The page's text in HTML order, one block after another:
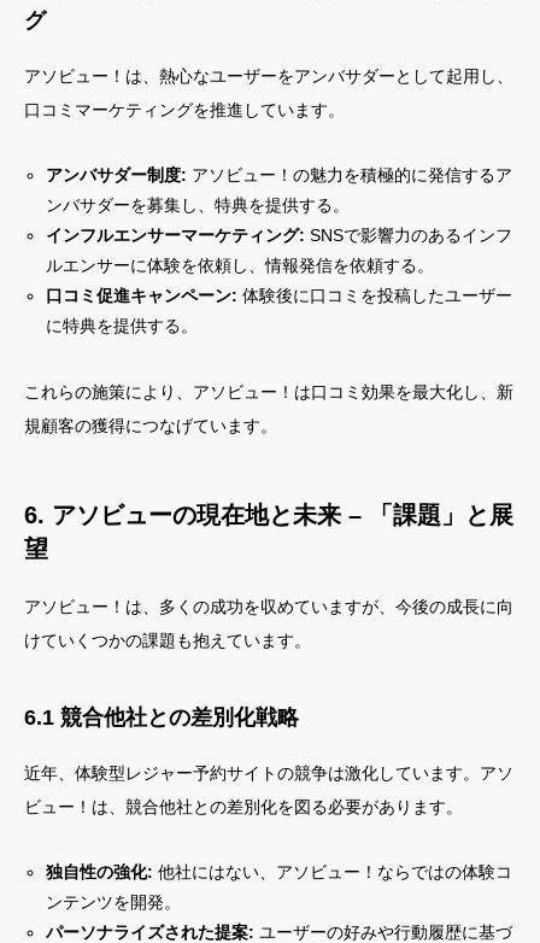
グ
アソビュー！は、熱心なユーザーをアンバサダーとして起用し、
口コミマーケティングを推進しています。
アンバサダー制度: アソビュー！の魅力を積極的に発信するア
ンバサダーを募集し、特典を提供する。
インフルエンサーマーケティング: SNSで影響力のあるインフ
ルエンサーに体験を依頼し、情報発信を依頼する。
口コミ促進キャンペーン: 体験後に口コミを投稿したユーザー
に特典を提供する。
これらの施策により、アソビュー！は口コミ効果を最大化し、新
規顧客の獲得につなげています。
6. アソビューの現在地と未来 – 「課題」と展
望
アソビュー！は、多くの成功を収めていますが、今後の成長に向
けていくつかの課題も抱えています。
6.1 競合他社との差別化戦略
近年、体験型レジャー予約サイトの競争は激化しています。アソ
ビュー！は、競合他社との差別化を図る必要があります。
独自性の強化: 他社にはない、アソビュー！ならではの体験コ
ンテンツを開発。
パーソナライズされた提案: ユーザーの好みや行動履歴に基づ